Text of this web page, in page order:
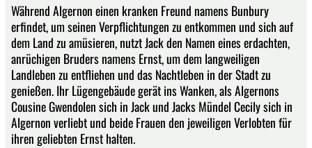
Während Algernon einen kranken Freund namens Bunbury
erfindet, um seinen Verpflichtungen zu entkommen und sich auf
dem Land zu amüsieren, nutzt Jack den Namen eines erdachten,
anrüchigen Bruders namens Ernst, um dem langweiligen
Landleben zu entfliehen und das Nachtleben in der Stadt zu
genießen. Ihr Lügengebäude gerät ins Wanken, als Algernons
Cousine Gwendolen sich in Jack und Jacks Mündel Cecily sich in
Algernon verliebt und beide Frauen den jeweiligen Verlobten für
ihren geliebten Ernst halten.